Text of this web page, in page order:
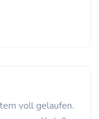
voll gelaufen.